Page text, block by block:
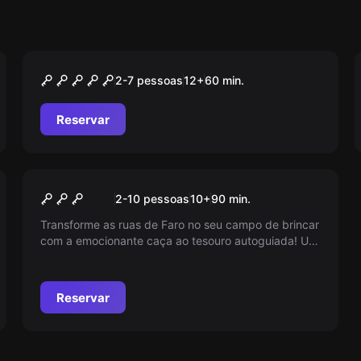
A Folha Escondida
2-7 pessoas12+60 min.
Reservar
Desvenda a palavra sagrada
de Faro
2-10 pessoas10+90 min.
Transforme as ruas de Faro no seu campo de brincar
com a emocionante caça ao tesouro autoguiada! Use
para desvendar os segredos de Faro?
Reservar